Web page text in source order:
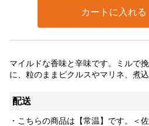
カートに入れる
マイルドな香味と辛味です。ミルで
に、粒のままピクルスやマリネ、煮
配送
・こちらの商品は【常温】です。＜